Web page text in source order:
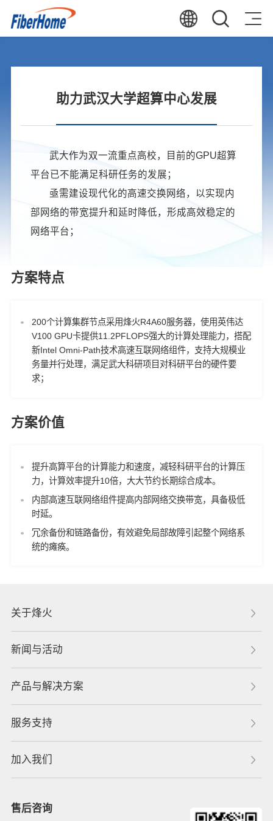
助力武汉大学超算中心发展
武大作为双一流重点高校，目前的GPU超算
平台已不能满足科研任务的发展；
亟需建设现代化的高速交换网络，以实现内
部网络的带宽提升和延时降低，形成高效稳定的
网络平台；
方案特点
200个计算集群节点采用烽火R4A60服务器，使用英伟达
V100 GPU卡提供11.2PFLOPS强大的计算处理能力，搭配
新Intel Omni-Path技术高速互联网络组件，支持大规模业
务量并行处理，满足武大科研项目对科研平台的硬件要
求；
方案价值
提升高算平台的计算能力和速度，减轻科研平台的计算压
力，计算效率提升10倍，大大节约长期综合成本。
内部高速互联网络组件提高内部网络交换带宽，具备极低
时延。
冗余备份和链路备份，有效避免局部故障引起整个网络系
统的瘫痪。
关于烽火
新闻与活动
产品与解决方案
服务支持
加入我们
售后咨询